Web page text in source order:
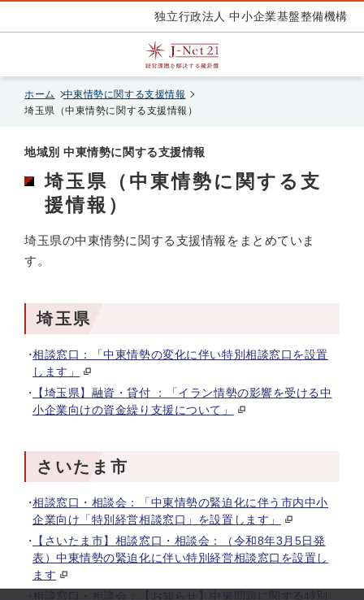
独立行政法人 中小企業基盤整備機構
ホーム
中東情勢に関する支援情報
埼玉県（中東情勢に関する支援情報）
地域別 中東情勢に関する支援情報
埼玉県（中東情勢に関する支
援情報）
埼玉県の中東情勢に関する支援情報をまとめていま
す。
埼玉県
相談窓口：「中東情勢の変化に伴い特別相談窓口を設置
します」
【埼玉県】融資・貸付 ：「イラン情勢の影響を受ける中
小企業向けの資金繰り支援について」
さいたま市
相談窓口・相談会：「中東情勢の緊迫化に伴う市内中小
企業向け「特別経営相談窓口」を設置します」
【さいたま市】相談窓口・相談会：（令和8年3月5日発
表）中東情勢の緊迫化に伴い特別経営相談窓口を設置し
ます